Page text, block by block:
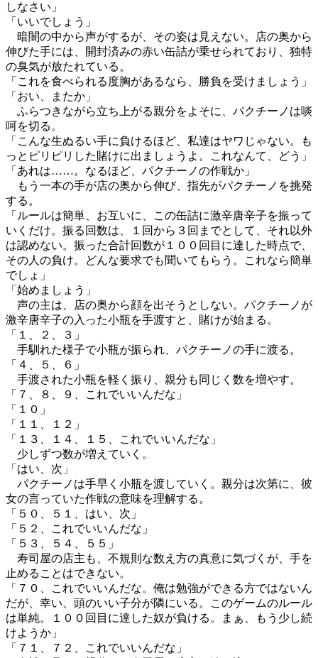
しなさい」
「いいでしょう」
暗闇の中から声がするが、その姿は見えない。店の奥から
伸びた手には、開封済みの赤い缶詰が乗せられており、独特
の臭気が放たれている。
「これを食べられる度胸があるなら、勝負を受けましょう」
「おい、またか」
ふらつきながら立ち上がる親分をよそに、パクチーノは啖
呵を切る。
「こんな生ぬるい手に負けるほど、私達はヤワじゃない。も
っとピリピリした賭けに出ましょうよ。これなんて、どう」
「あれは……。なるほど、パクチーノの作戦か」
もう一本の手が店の奥から伸び、指先がパクチーノを挑発
する。
「ルールは簡単、お互いに、この缶詰に激辛唐辛子を振って
いくだけ。振る回数は、１回から３回までとして、それ以外
は認めない。振った合計回数が１００回目に達した時点で、
その人の負け。どんな要求でも聞いてもらう。これなら簡単
でしょ」
「始めましょう」
声の主は、店の奥から顔を出そうとしない。パクチーノが
激辛唐辛子の入った小瓶を手渡すと、賭けが始まる。
「１、２、３」
手馴れた様子で小瓶が振られ、パクチーノの手に渡る。
「４、５、６」
手渡された小瓶を軽く振り、親分も同じく数を増やす。
「７、８、９、これでいいんだな」
「１０」
「１１、１２」
「１３、１４、１５、これでいいんだな」
少しずつ数が増えていく。
「はい、次」
パクチーノは手早く小瓶を渡していく。親分は次第に、彼
女の言っていた作戦の意味を理解する。
「５０、５１、はい、次」
「５２、これでいいんだな」
「５３、５４、５５」
寿司屋の店主も、不規則な数え方の真意に気づくが、手を
止めることはできない。
「７０、これでいいんだな。俺は勉強ができる方ではないん
だが、幸い、頭のいい子分が隣にいる。このゲームのルール
は単純。１００回目に達した奴が負ける。まぁ、もう少し続
けようか」
「７１、７２、これでいいんだな」